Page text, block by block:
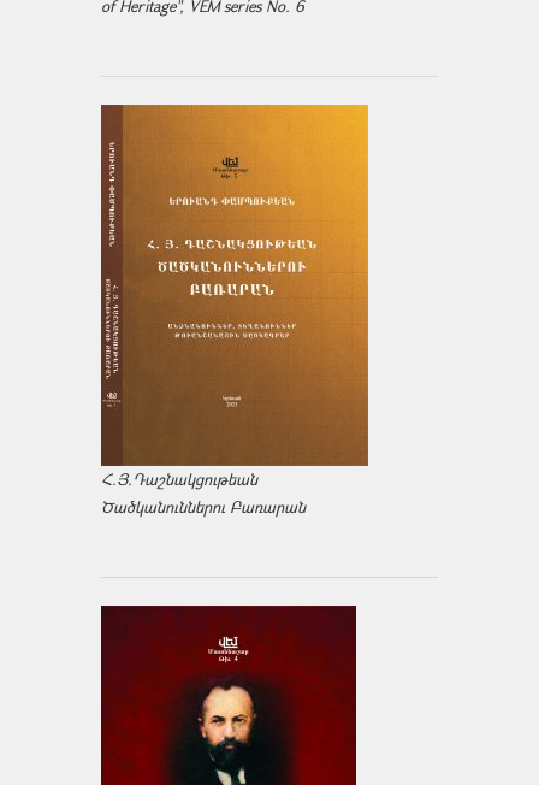
of Heritage", VEM series No. 6
Հ.Յ.Դաշնակցութեան
Ծածկանուններու Բառարան